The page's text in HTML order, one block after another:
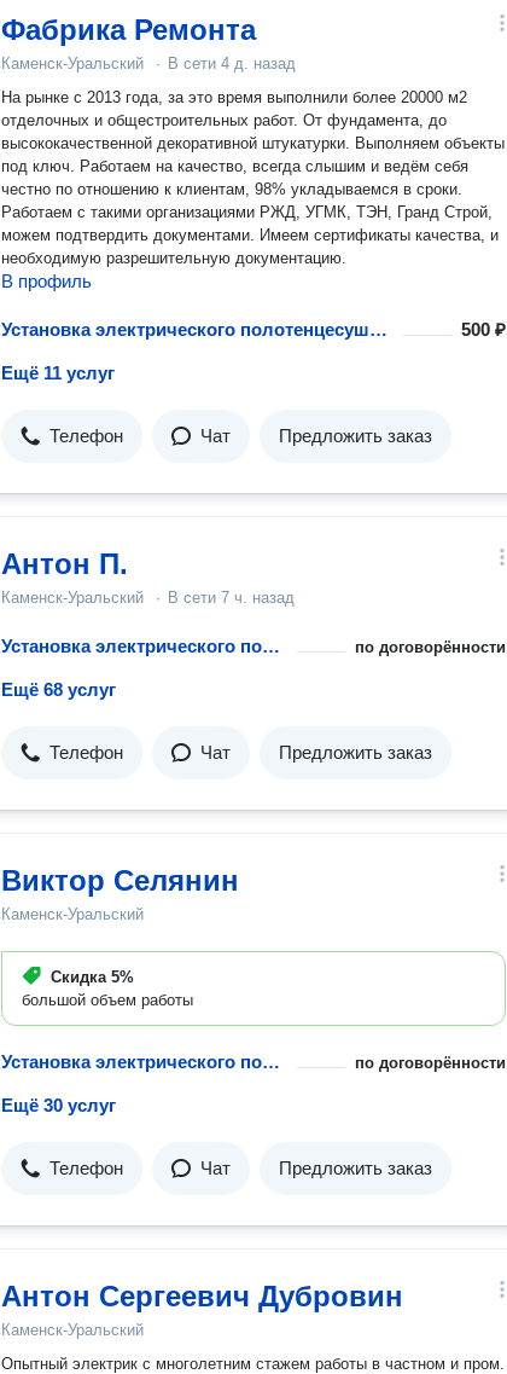
Фабрика Ремонта
Каменск-Уральский · В сети 4 д. назад
На рынке с 2013 года, за это время выполнили более 20000 м2
отделочных и общестроительных работ. От фундамента, до
высококачественной декоративной штукатурки. Выполняем объекты
под ключ. Работаем на качество, всегда слышим и ведём себя
честно по отношению к клиентам, 98% укладываемся в сроки.
Работаем с такими организациями РЖД, УГМК, ТЭН, Гранд Строй,
можем подтвердить документами. Имеем сертификаты качества, и
необходимую разрешительную документацию.
В профиль
Установка электрического полотенцесушителя 500 ₽
Ещё 11 услуг
Телефон Чат Предложить заказ
Антон П.
Каменск-Уральский · В сети 7 ч. назад
Установка электрического полотенцесушителя по договорённости
Ещё 68 услуг
Телефон Чат Предложить заказ
Виктор Селянин
Каменск-Уральский
Скидка 5%
большой объем работы
Установка электрического полотенцесушителя по договорённости
Ещё 30 услуг
Телефон Чат Предложить заказ
Антон Сергеевич Дубровин
Каменск-Уральский
Опытный электрик с многолетним стажем работы в частном и пром.